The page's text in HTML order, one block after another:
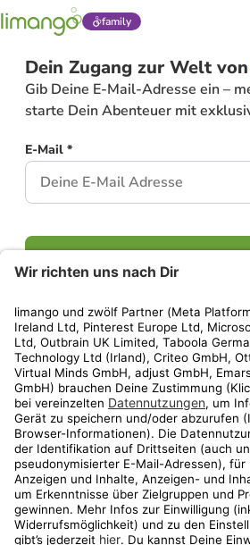
family
Dein Zugang zur Welt von
Gib Deine E-Mail-Adresse ein –
starte Dein Abenteuer mit
E-Mail *
Weiter
Privatsphäre-EinstellungenAGB
Geschenkgutscheinbedingungen